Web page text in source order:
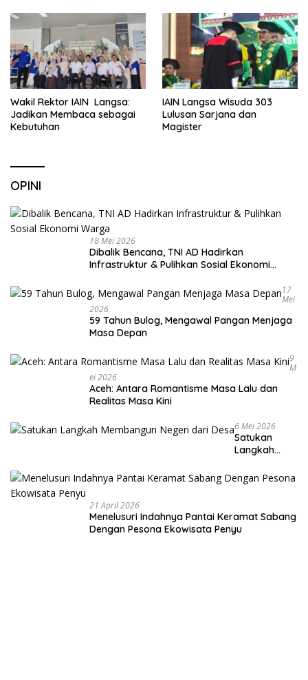
Wakil Rektor IAIN Langsa:
Jadikan Membaca sebagai
Kebutuhan
IAIN Langsa Wisuda 303
Lulusan Sarjana dan
Magister
OPINI
18 Mei 2026
Dibalik Bencana, TNI AD Hadirkan
Infrastruktur & Pulihkan Sosial Ekonomi
17
Mei
2026
59 Tahun Bulog, Mengawal Pangan Menjaga
Masa Depan
9
M
Ei 2026
Aceh: Antara Romantisme Masa Lalu dan
Realitas Masa Kini
6 Mei 2026
Satukan
Langkah
Negeri dari
Desa
21 April 2026
Menelusuri Indahnya Pantai Keramat Sabang
Dengan Pesona Ekowisata Penyu